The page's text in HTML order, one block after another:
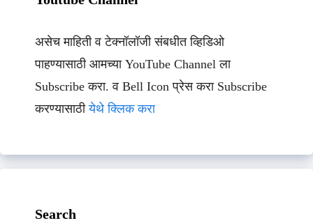
असेच माहिती व टेक्नॉलॉजी संबधीत व्हिडिओ
पाहण्यासाठी आमच्या YouTube Channel ला
Subscribe करा. व Bell Icon प्रेस करा Subscribe
करण्यासाठीयेथे क्लिक करा
Search